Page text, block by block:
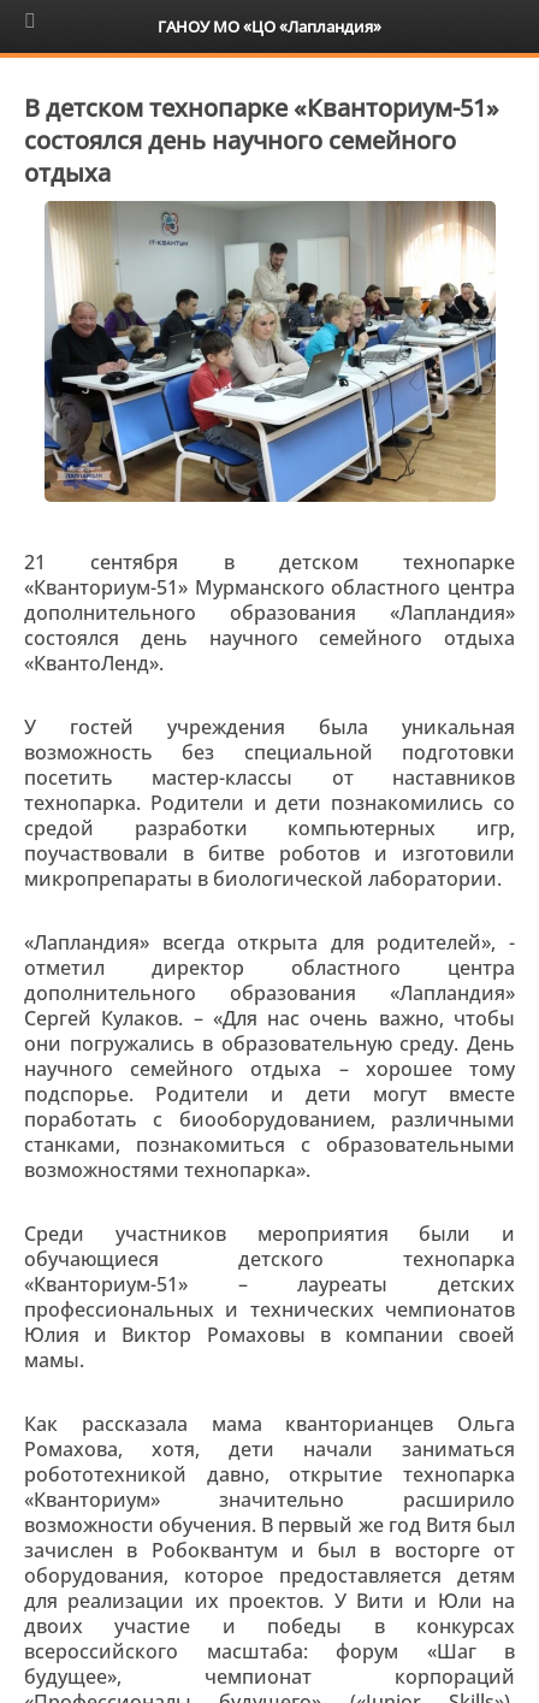
6+
В детском технопарке «Кванториум-51»
состоялся день научного семейного
отдыха
21 сентября в детском технопарке
«Кванториум-51» Мурманского областного центра
дополнительного образования «Лапландия»
состоялся день научного семейного отдыха
«КвантоЛенд».
У гостей учреждения была уникальная
возможность без специальной подготовки
посетить мастер-классы от наставников
технопарка. Родители и дети познакомились со
средой разработки компьютерных игр,
поучаствовали в битве роботов и изготовили
микропрепараты в биологической лаборатории.
«Лапландия» всегда открыта для родителей», -
отметил директор областного центра
дополнительного образования «Лапландия»
Сергей Кулаков. – «Для нас очень важно, чтобы
они погружались в образовательную среду. День
научного семейного отдыха – хорошее тому
подспорье. Родители и дети могут вместе
поработать с биооборудованием, различными
станками, познакомиться с образовательными
возможностями технопарка».
Среди участников мероприятия были и
обучающиеся детского технопарка
«Кванториум-51» – лауреаты детских
профессиональных и технических чемпионатов
Юлия и Виктор Ромаховы в компании своей
мамы.
Как рассказала мама кванторианцев Ольга
Ромахова, хотя, дети начали заниматься
робототехникой давно, открытие технопарка
«Кванториум» значительно расширило
возможности обучения. В первый же год Витя был
зачислен в Робоквантум и был в восторге от
оборудования, которое предоставляется детям
для реализации их проектов. У Вити и Юли на
двоих участие и победы в конкурсах
всероссийского масштаба: форум «Шаг в
будущее», чемпионат корпораций
ГАНОУ МО «ЦО «Лапландия»